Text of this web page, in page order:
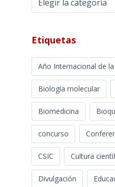
Etiquetas
Año Internacional de
Biología molecular
Biomedicina
concurso
CSIC Cultura
Divulgación